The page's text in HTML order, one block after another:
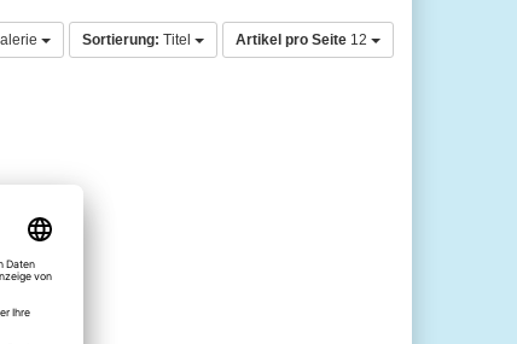
Sortierung: Titel Artikel pro Seite 12